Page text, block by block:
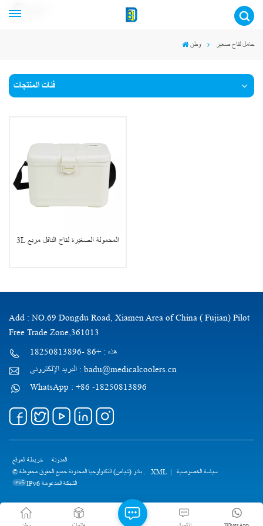
وطن حامل لقاح صغير
فئات المنتجات
3L المحمولة الصغيرة لقاح الناقل مربع
Add : NO.69 Dongdu Road, Xiamen Area of China ( Fujian) Pilot
Free Trade Zone,361013
هذه : +86 -18250813896
البريد الإلكتروني : badu@medicalcoolers.cn
WhatsApp : +86 -18250813896
خريطة الموقع
المدونة
XML | سياسة الخصوصية
IPv6 الشبكة المدعومة